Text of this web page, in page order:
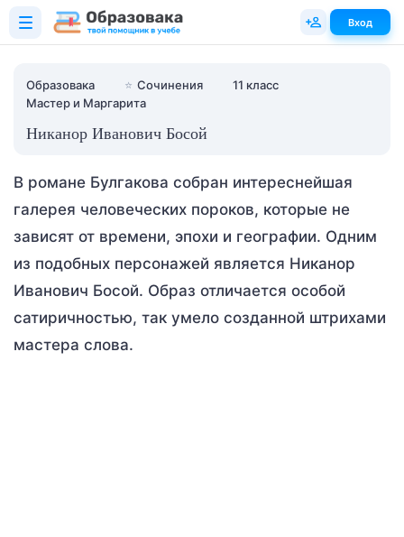
Образовака ⭐ Сочинения
11 класс
Мастер и Маргарита
Никанор Иванович Босой
В романе Булгакова собран интереснейшая
галерея человеческих пороков, которые не
зависят от времени, эпохи и географии. Одним
из подобных персонажей является Никанор
Иванович Босой. Образ отличается особой
сатиричностью, так умело созданной штрихами
мастера слова.
Вход